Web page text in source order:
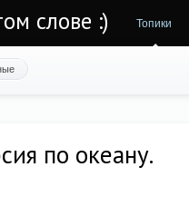
слове :) Топики
по океану.